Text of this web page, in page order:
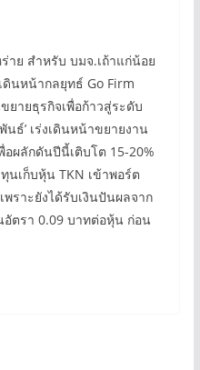
าย สำหรับ บมจ.เถ้าแก่น้อย
ดินหน้ากลยุทธ์ Go Firm
ายธุรกิจเพื่อก้าวสู่ระดับ
ธ์’ เร่งเดินหน้าขยายงาน
อผลักดันปีนี้เติบโต 15-20%
นเก็บหุ้น TKN เข้าพอร์ต
ราะยังได้รับเงินปันผลจาก
อัตรา 0.09 บาทต่อหุ้น ก่อน